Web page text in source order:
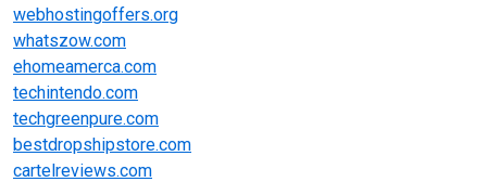
webhostingoffers.org
whatszow.com
ehomeamerca.com
techintendo.com
techgreenpure.com
bestdropshipstore.com
cartelreviews.com